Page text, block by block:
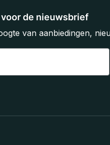
de nieuwsbrief
van aanbiedingen,